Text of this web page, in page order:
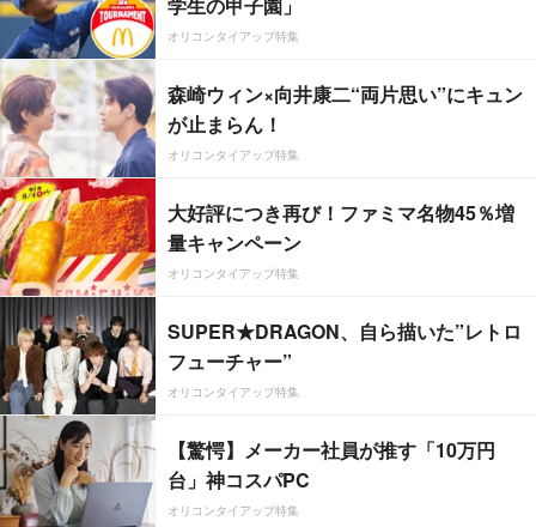
オリコンタイアップ特集
森崎ウィン×向井康二“両片思い”にキュン
が止まらん！
オリコンタイアップ特集
大好評につき再び！ファミマ名物45％増
量キャンペーン
オリコンタイアップ特集
SUPER★DRAGON、自ら描いた”レトロ
フューチャー”
オリコンタイアップ特集
【驚愕】メーカー社員が推す「10万円
台」神コスパPC
オリコンタイアップ特集